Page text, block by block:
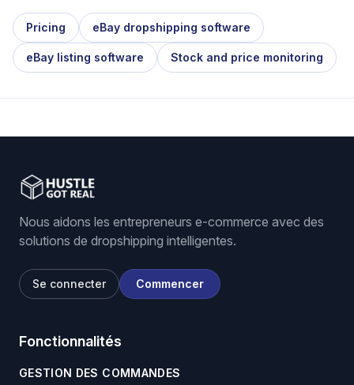
Pricing eBay dropshipping software
eBay listing software Stock and price monitoring
Nous aidons les entrepreneurs e-commerce avec des
solutions de dropshipping intelligentes.
Se connecter Commencer
Fonctionnalités
GESTION DES COMMANDES